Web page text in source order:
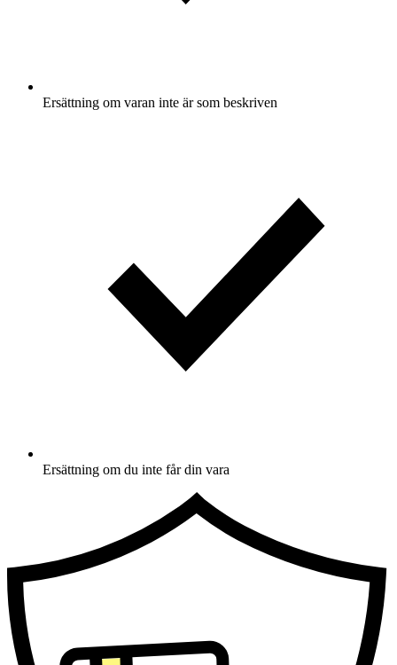
Ersättning om varan inte är som beskriven
Ersättning om du inte får din vara